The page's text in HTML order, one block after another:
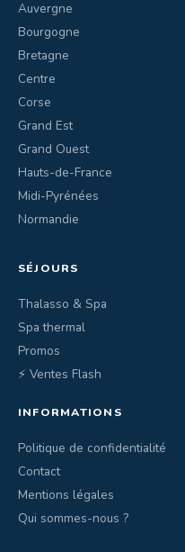
Auvergne
Bourgogne
Bretagne
Centre
Corse
Grand Est
Grand Ouest
Hauts-de-France
Midi-Pyrénées
Normandie
SÉJOURS
Thalasso & Spa
Spa thermal
Promos
⚡ Ventes Flash
INFORMATIONS
Politique de confidentialité
Contact
Mentions légales
Qui sommes-nous ?